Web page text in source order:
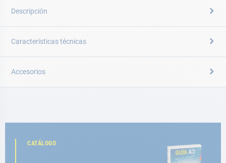
Descripción
Características técnicas
Accesorios
CATÁLOGO